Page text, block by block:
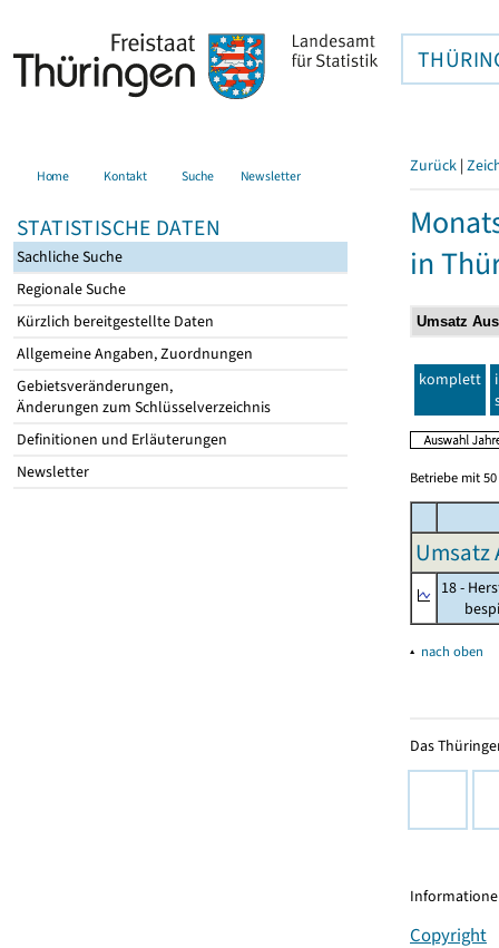
Home Kontakt Suche Newsletter
STATISTISCHE DATEN
Sachliche Suche
Regionale Suche
Kürzlich bereitgestellte Daten
Allgemeine Angaben, Zuordnungen
Gebietsveränderungen,
Änderungen zum Schlüsselverzeichnis
Definitionen und Erläuterungen
Newsletter
Zurück |
in
komplett
Betriebe mit
Umsatz
18 -
▴ nach oben
Das
Copyright